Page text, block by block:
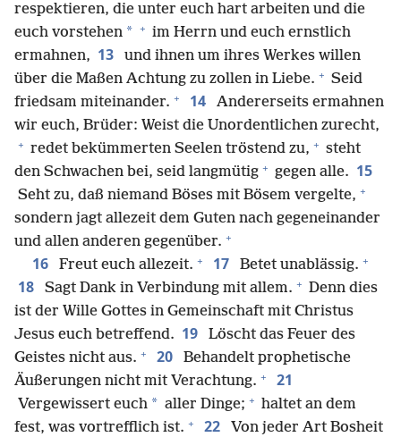
respektieren, die unter euch hart arbeiten und die
euch vorstehen * + im Herrn und euch ernstlich
ermahnen, 13
und ihnen um ihres Werkes willen
über die Maßen Achtung zu zollen in Liebe. + Seid
friedsam miteinander. + 14
Andererseits ermahnen
wir euch, Brüder: Weist die Unordentlichen zurecht,
+ redet bekümmerten Seelen tröstend zu, + steht
den Schwachen bei, seid langmütig + gegen alle. 15
Seht zu, daß niemand Böses mit Bösem vergelte, +
sondern jagt allezeit dem Guten nach gegeneinander
und allen anderen gegenüber. +
16 Freut euch allezeit. + 17 Betet unablässig. +
18 Sagt Dank in Verbindung mit allem. + Denn dies
ist der Wille Gottes in Gemeinschaft mit Christus
Jesus euch betreffend. 19
Löscht das Feuer des
Geistes nicht aus. + 20
Behandelt prophetische
Äußerungen nicht mit Verachtung. + 21
Vergewissert euch * aller Dinge; + haltet an dem
fest, was vortrefflich ist. + 22
Von jeder Art Bosheit